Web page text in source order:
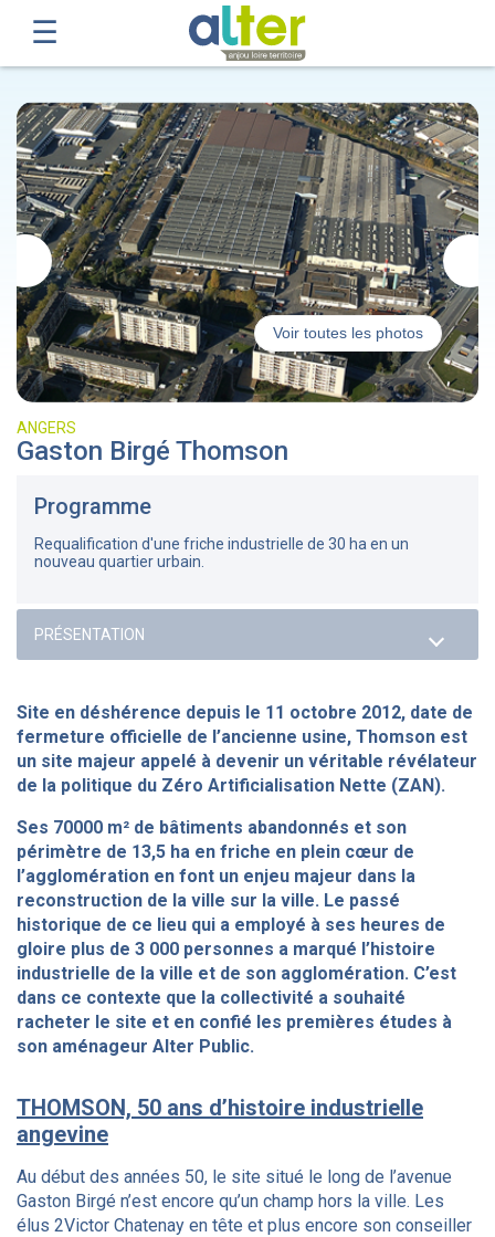
Voir toutes les photos
ANGERS
Gaston Birgé Thomson
Programme
Requalification d'une friche industrielle de 30 ha en un
nouveau quartier urbain.
Site en déshérence depuis le 11 octobre 2012, date de
fermeture officielle de l’ancienne usine, Thomson est
un site majeur appelé à devenir un véritable révélateur
de la politique du Zéro Artificialisation Nette (ZAN).
Ses 70000 m² de bâtiments abandonnés et son
périmètre de 13,5 ha en friche en plein cœur de
l’agglomération en font un enjeu majeur dans la
reconstruction de la ville sur la ville. Le passé
historique de ce lieu qui a employé à ses heures de
gloire plus de 3 000 personnes a marqué l’histoire
industrielle de la ville et de son agglomération. C’est
dans ce contexte que la collectivité a souhaité
racheter le site et en confié les premières études à
son aménageur Alter Public.
THOMSON, 50 ans d’histoire industrielle
angevine
Au début des années 50, le site situé le long de l’avenue
Gaston Birgé n’est encore qu’un champ hors la ville. Les
élus 2Victor Chatenay en tête et plus encore son conseiller